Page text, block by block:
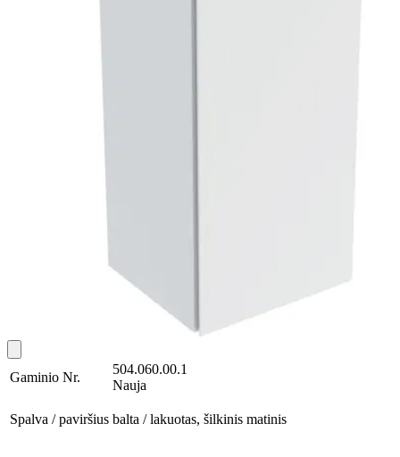
Gaminio Nr.
504.060.00.1
Nauja
Spalva / paviršius balta / lakuotas, šilkinis matinis